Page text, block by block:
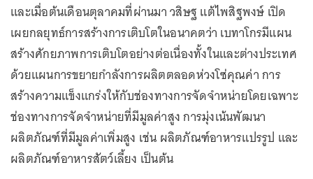
และเมื่อต้นเดือนตุลาคมที่ผ่านมา วสิษฐ แต้ไพสิฐพงษ์ เปิด
เผยกลยุทธ์การสร้างการเติบโตในอนาคตว่า เบทาโกรมีแผน
สร้างศักยภาพการเติบโตอย่างต่อเนื่องทั้งในและต่างประเทศ
ด้วยแผนการขยายกำลังการผลิตตลอดห่วงโซ่คุณค่า การ
สร้างความแข็งแกร่งให้กับช่องทางการจัดจำหน่ายโดยเฉพาะ
ช่องทางการจัดจำหน่ายที่มีมูลค่าสูง การมุ่งเน้นพัฒนา
ผลิตภัณฑ์ที่มีมูลค่าเพิ่มสูง เช่น ผลิตภัณฑ์อาหารแปรรูป และ
ผลิตภัณฑ์อาหารสัตว์เลี้ยง เป็นต้น